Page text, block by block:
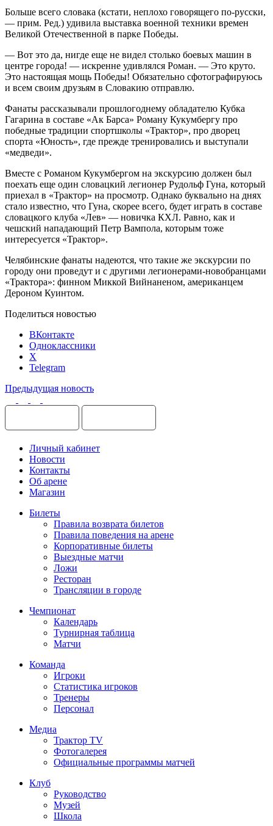
Больше всего словака (кстати, неплохо говорящего по-русски,
— прим. Ред.) удивила выставка военной техники времен
Великой Отечественной в парке Победы.
— Вот это да, нигде еще не видел столько боевых машин в
центре города! — искренне удивлялся Роман. — Это круто.
Это настоящая мощь Победы! Обязательно сфотографируюсь
и всем своим друзьям в Словакию отправлю.
Фанаты рассказывали прошлогоднему обладателю Кубка
Гагарина в составе «Ак Барса» Роману Кукумбергу про
победные традиции спортшколы «Трактор», про дворец
спорта «Юность», где прежде тренировались и выступали
«медведи».
Вместе с Романом Кукумбергом на экскурсию должен был
поехать еще один словацкий легионер Рудольф Гуна, который
приехал в «Трактор» на просмотр. Однако буквально на днях
стало известно, что Гуна, скорее всего, будет играть в составе
словацкого клуба «Лев» — новичка КХЛ. Равно, как и
чешский нападающий Петр Вампола, которым тоже
интересуется «Трактор».
Челябинские фанаты надеются, что такие же экскурсии по
городу они проведут и с другими легионерами-новобранцами
«Трактора»: финном Миккой Вийнаненом, американцем
Дероном Куинтом.
Поделиться новостью
ВКонтакте
Одноклассники
X
Telegram
Предыдущая новость
Личный кабинет
Новости
Контакты
Об арене
Магазин
Билеты
Правила возврата билетов
Правила поведения на арене
Корпоративные билеты
Выездные матчи
Ложи
Ресторан
Трансляции в городе
Чемпионат
Календарь
Турнирная таблица
Матчи
Команда
Игроки
Статистика игроков
Тренеры
Персонал
Медиа
Трактор TV
Фотогалерея
Официальные программы матчей
Клуб
Руководство
Музей
Школа